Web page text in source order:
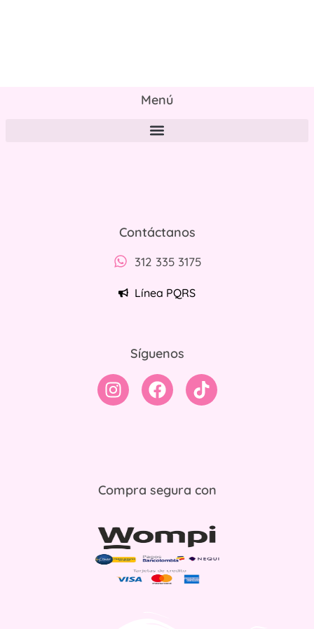
Menú
Contáctanos
312 335 3175
Línea PQRS
Síguenos
Compra segura con